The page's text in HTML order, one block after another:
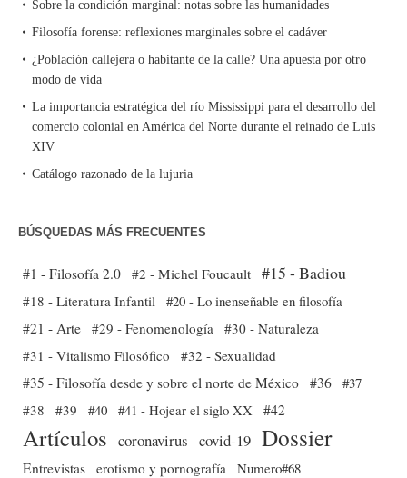
Sobre la condición marginal: notas sobre las humanidades
Filosofía forense: reflexiones marginales sobre el cadáver
¿Población callejera o habitante de la calle? Una apuesta por otro
modo de vida
La importancia estratégica del río Mississippi para el desarrollo del
comercio colonial en América del Norte durante el reinado de Luis
XIV
Catálogo razonado de la lujuria
BÚSQUEDAS MÁS FRECUENTES
#1 - Filosofía 2.0 #2 - Michel Foucault #15 - Badiou
#18 - Literatura Infantil #20 - Lo inenseñable en filosofía
#21 - Arte #29 - Fenomenología
#30 - Naturaleza
#31 - Vitalismo Filosófico
#32 - Sexualidad
#35 - Filosofía desde y sobre el norte de México #36 #37
#38
#39 #40 #41 - Hojear el siglo XX #42
Artículos coronavirus covid-19 Dossier
Entrevistas erotismo y pornografía
Numero#68